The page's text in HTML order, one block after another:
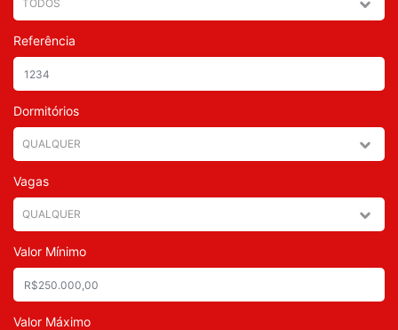
Referência
Dormitórios
Vagas
Valor Mínimo
Valor Máximo